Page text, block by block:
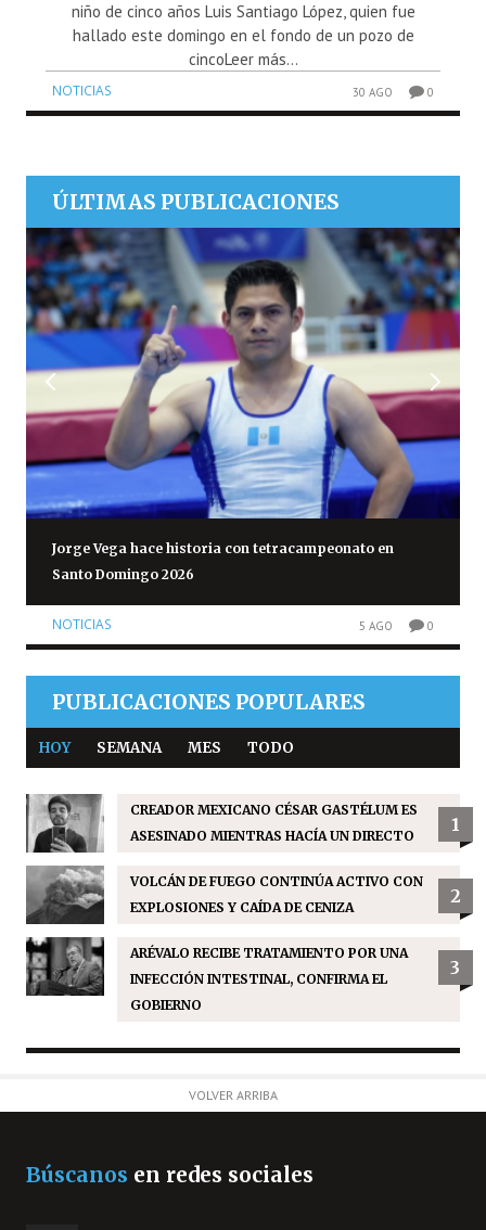
niño de cinco años Luis Santiago López, quien fue
hallado este domingo en el fondo de un pozo de
cincoLeer más...
NOTICIAS 30 AGO 0
ÚLTIMAS PUBLICACIONES
Jorge Vega hace historia con tetracampeonato en
Santo Domingo 2026
NOTICIAS 5 AGO 0
PUBLICACIONES POPULARES
HOY SEMANA MES TODO
CREADOR MEXICANO CÉSAR GASTÉLUM ES
ASESINADO MIENTRAS HACÍA UN DIRECTO
1
VOLCÁN DE FUEGO CONTINÚA ACTIVO CON
EXPLOSIONES Y CAÍDA DE CENIZA
2
ARÉVALO RECIBE TRATAMIENTO POR UNA
INFECCIÓN INTESTINAL, CONFIRMA EL
GOBIERNO
3
VOLVER ARRIBA
Búscanos en redes sociales